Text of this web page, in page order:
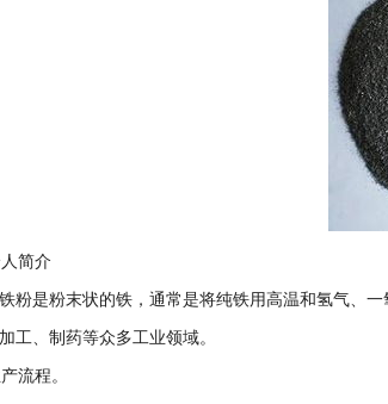
简介
粉是粉末状的铁，通常是将纯铁用高温和氢气、
工、制药等众多工业领域。
流程。